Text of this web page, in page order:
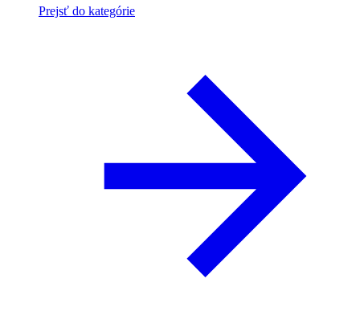
Prejsť do kategórie